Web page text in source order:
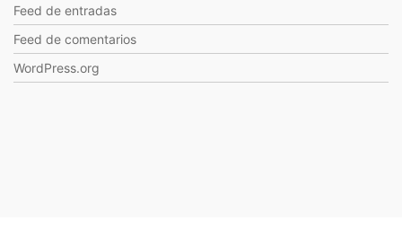
Feed de entradas
Feed de comentarios
WordPress.org